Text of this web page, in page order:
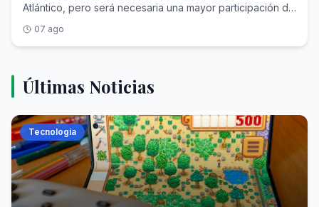
Atlántico, pero será necesaria una mayor participación de
07 ago
Últimas Noticias
Tecnología